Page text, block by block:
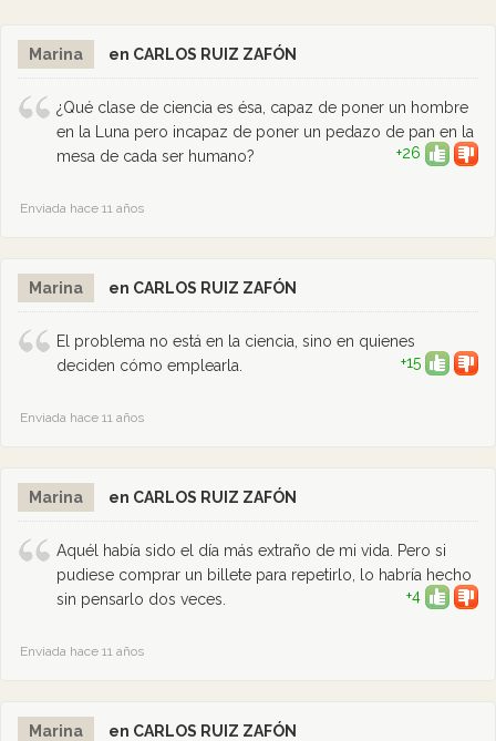
Marina en CARLOS RUIZ ZAFÓN
¿Qué clase de ciencia es ésa, capaz de poner un hombre
en la Luna pero incapaz de poner un pedazo de pan en la
mesa de cada ser humano?
+26
Enviada hace 11 años
Marina en CARLOS RUIZ ZAFÓN
El problema no está en la ciencia, sino en quienes
deciden cómo emplearla.
+15
Enviada hace 11 años
Marina en CARLOS RUIZ ZAFÓN
Aquél había sido el día más extraño de mi vida. Pero si
pudiese comprar un billete para repetirlo, lo habría hecho
sin pensarlo dos veces.
+4
Enviada hace 11 años
Marina en CARLOS RUIZ ZAFÓN